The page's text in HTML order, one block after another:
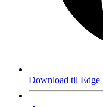
Download til Edge